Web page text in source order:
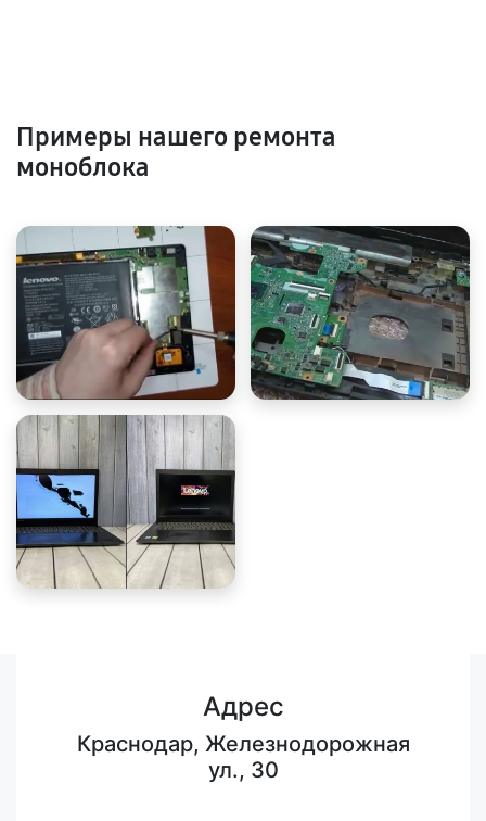
Примеры нашего ремонта
моноблока
Адрес
Краснодар, Железнодорожная
ул., 30